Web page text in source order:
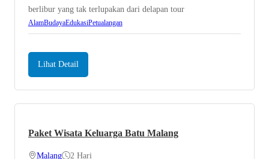
berlibur yang tak terlupakan dari delapan tour
AlamBudayaEdukasiPetualangan
Lihat Detail
Paket Wisata Keluarga Batu Malang
Malang 2 Hari